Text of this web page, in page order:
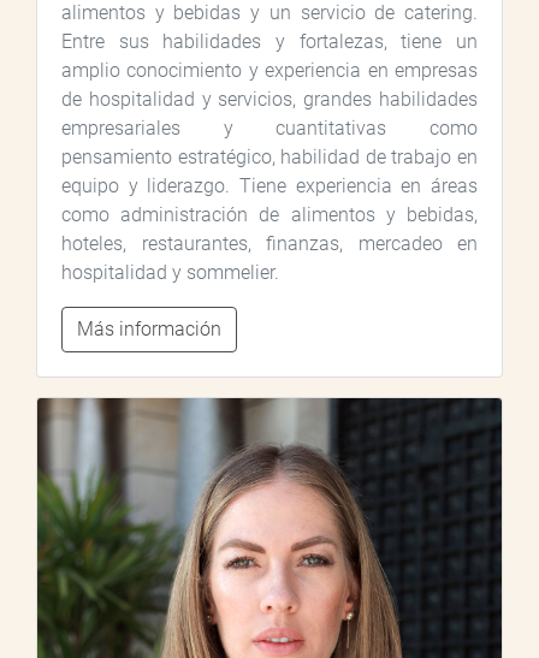
alimentos y bebidas y un servicio de catering.
Entre sus habilidades y fortalezas, tiene un
amplio conocimiento y experiencia en empresas
de hospitalidad y servicios, grandes habilidades
empresariales y cuantitativas como
pensamiento estratégico, habilidad de trabajo en
equipo y liderazgo. Tiene experiencia en áreas
como administración de alimentos y bebidas,
hoteles, restaurantes, finanzas, mercadeo en
hospitalidad y sommelier.
Más información